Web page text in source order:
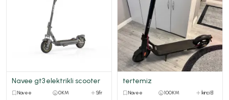
Navee gt3 elektrikli scooter
Navee 0 KM Sıfır
tertemiz
Navee 100 KM İkinci El